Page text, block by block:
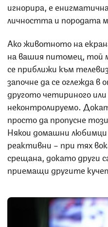
игнорира, е
личността и породата
Ако животното на
на вашия питомец, той
се приближи към
започне да се оглежда в
другото четириного или
неконтролируемо.
просто да пропусне
Някои домашни
реактивни – при тях
срещана, докато други
приемащи другите